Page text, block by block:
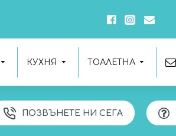
КУХНЯ ТОАЛЕТНА
ПОЗВЪНЕТЕ НИ СЕГА